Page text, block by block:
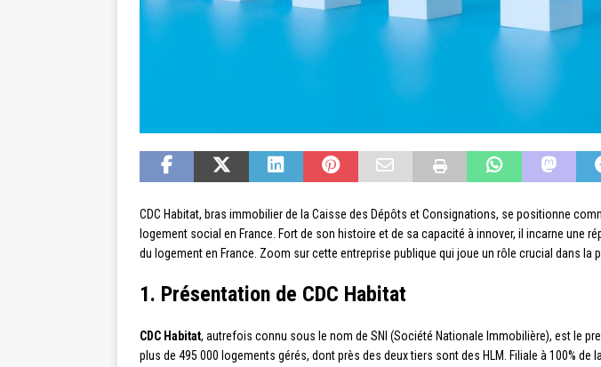
CDC Habitat, bras immobilier de la Caisse des Dépôts et Consignations, se positionne
logement social en France. Fort de son histoire et de sa capacité à innover, il incarne une
du logement en France. Zoom sur cette entreprise publique qui joue un rôle crucial dans la
1. Présentation de CDC Habitat
CDC Habitat, autrefois connu sous le nom de SNI (Société Nationale Immobilière), est le
plus de 495 000 logements gérés, dont près des deux tiers sont des HLM. Filiale à 100% de